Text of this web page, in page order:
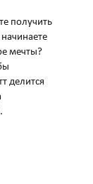
получить
мечты?
делится